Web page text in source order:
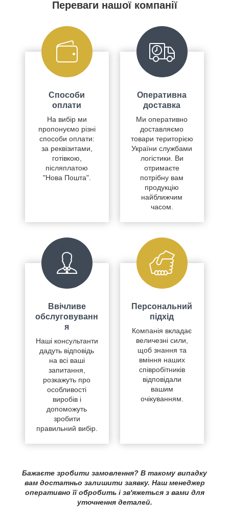
Переваги нашої компанії
Способи
оплати
На вибір ми
пропонуємо різні
способи оплати:
за реквізитами,
готівкою,
післяплатою
"Нова Пошта".
Оперативна
доставка
Ми оперативно
доставляємо
товари територією
України службами
логістики. Ви
отримаєте
потрібну вам
продукцію
найближчим
часом.
Ввічливе
обслуговуванн
я
Наші консультанти
дадуть відповідь
на всі ваші
запитання,
розкажуть про
особливості
виробів і
допоможуть
зробити
правильний вибір.
Персональний
підхід
Компанія вкладає
величезні сили,
щоб знання та
вміння наших
співробітників
відповідали
вашим
очікуванням.
Бажаєте зробити замовлення? В такому випадку
вам достатньо залишити заявку. Наш менеджер
оперативно її обробить і зв'яжеться з вами для
уточнення деталей.